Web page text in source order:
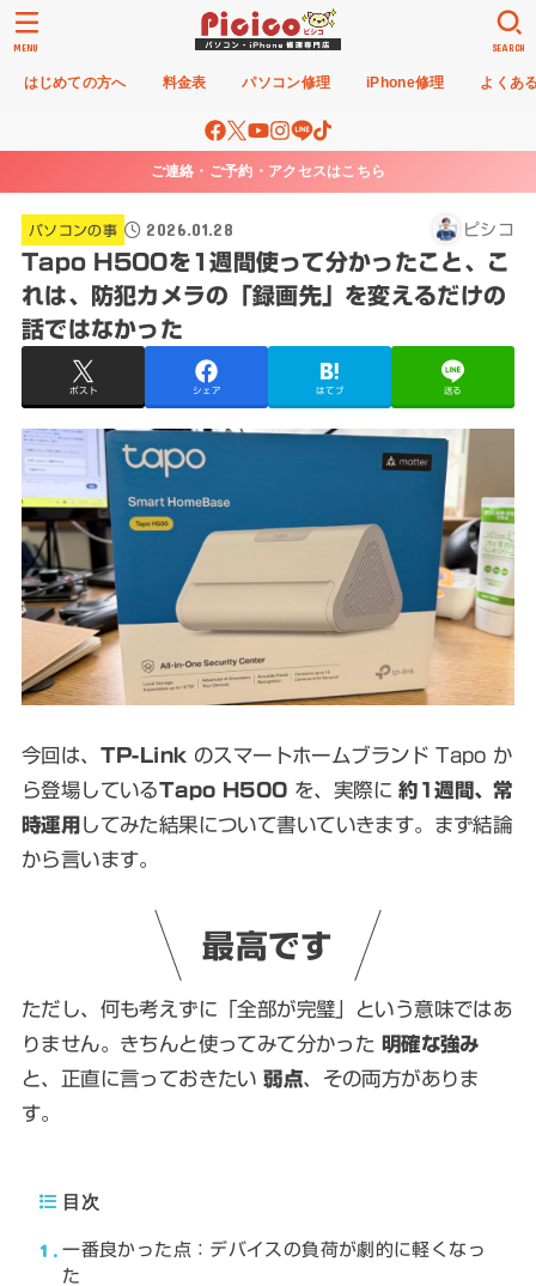
はじめての方へ 料金表 パソコン修理 iPhone修理 よくあ
SEARCH
MENU
ご連絡・ご予約・アクセスはこちら
パソコンの事 2026.01.28 ピシコ
Tapo H500を1週間使って分かったこと、こ
れは、防犯カメラの「録画先」を変えるだけの
話ではなかった
ポスト シェア はてブ 送る
今回は、 TP-Link のスマートホームブランド Tapo か
ら登場しているTapo H500 を、実際に約1週間、常
時運用 してみた結果について書いていきます。まず結論
から言います。
最高です
ただし、何も考えずに「全部が完璧」という意味ではあ
りません。きちんと使ってみて分かった 明確な強み
と、正直に言っておきたい弱点、その両方がありま
す。
目次
1
一番良かった点：デバイスの負荷が劇的に軽くなっ
た